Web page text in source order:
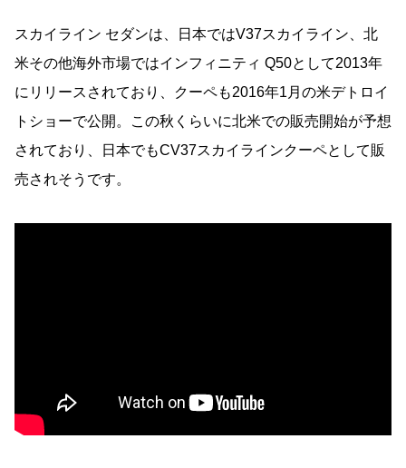
スカイライン セダンは、日本ではV37スカイライン、北
米その他海外市場ではインフィニティ Q50として2013年
にリリースされており、クーペも2016年1月の米デトロイ
トショーで公開。この秋くらいに北米での販売開始が予想
されており、日本でもCV37スカイラインクーペとして販
売されそうです。